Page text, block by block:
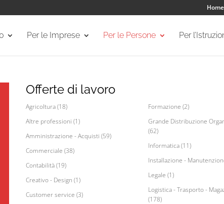
Home
Per le Imprese Per le Persone Per
Offerte di lavoro
Agricoltura (18)
Altre professioni (1)
Amministrazione - Acquisti (59)
Commerciale (38)
Contabilità (19)
Creativo - Design (1)
Customer service (3)
Formazione (2)
Grande Distribuzione
(62)
Informatica (11)
Installazione -
Legale (1)
Logistica - Trasporto -
(178)